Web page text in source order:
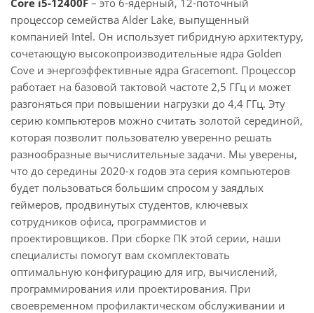
Core i5-12400F – это 6-ядерный, 12-поточный
процессор семейства Alder Lake, выпущенный
компанией Intel. Он использует гибридную архитектуру,
сочетающую высокопроизводительные ядра Golden
Cove и энергоэффективные ядра Gracemont. Процессор
работает на базовой тактовой частоте 2,5 ГГц и может
разгоняться при повышении нагрузки до 4,4 ГГц. Эту
серию компьютеров можно считать золотой серединой,
которая позволит пользователю уверенно решать
разнообразные вычислительные задачи. Мы уверены,
что до середины 2020-х годов эта серия компьютеров
будет пользоваться большим спросом у заядлых
геймеров, продвинутых студентов, ключевых
сотрудников офиса, программистов и
проектировщиков. При сборке ПК этой серии, наши
специалисты помогут вам скомплектовать
оптимальную конфигурацию для игр, вычислений,
программирования или проектирования. При
своевременном профилактическом обслуживании и